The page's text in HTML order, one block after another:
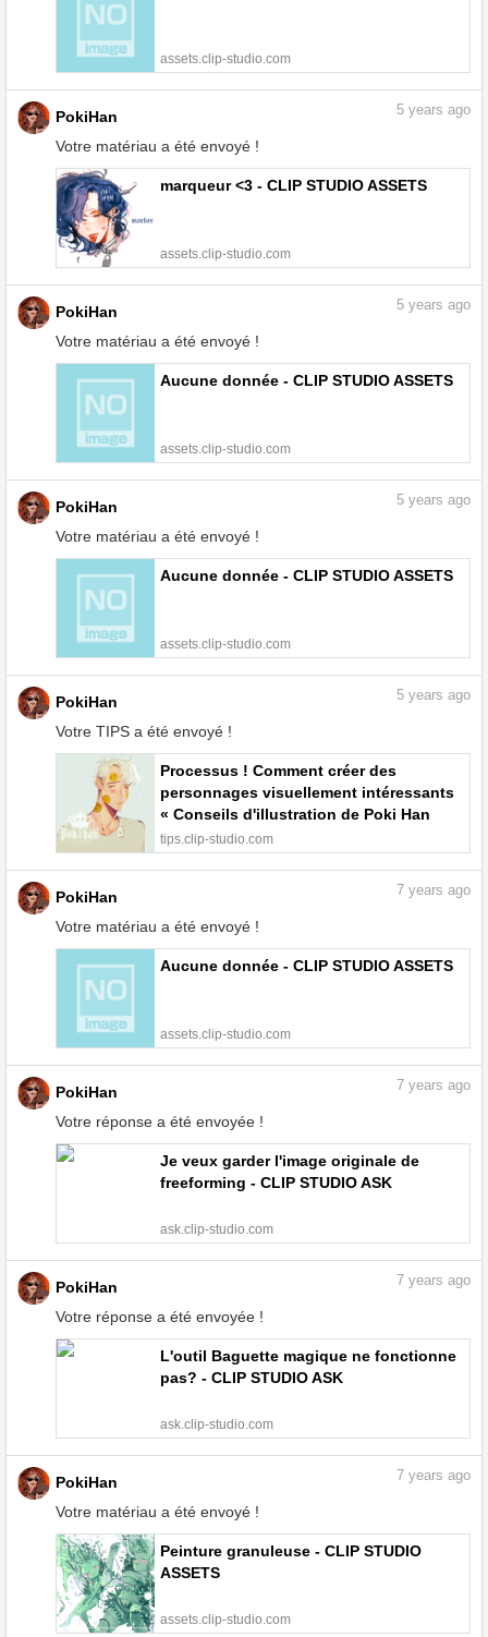
assets.clip-studio.com
PokiHan
Votre matériau a été envoyé !
5 years ago
marqueur <3 - CLIP STUDIO ASSETS
assets.clip-studio.com
PokiHan
Votre matériau a été envoyé !
5 years ago
Aucune donnée - CLIP STUDIO ASSETS
assets.clip-studio.com
PokiHan
Votre matériau a été envoyé !
5 years ago
Aucune donnée - CLIP STUDIO ASSETS
assets.clip-studio.com
PokiHan
Votre TIPS a été envoyé !
5 years ago
Processus ! Comment créer des
personnages visuellement intéressants
« Conseils d'illustration de Poki Han
#2 » par pokihan - Astuces pour
dessiner | CLIP STUDIO TIPS
tips.clip-studio.com
PokiHan
Votre matériau a été envoyé !
7 years ago
Aucune donnée - CLIP STUDIO ASSETS
assets.clip-studio.com
PokiHan
Votre réponse a été envoyée !
7 years ago
Je veux garder l'image originale de
freeforming - CLIP STUDIO ASK
ask.clip-studio.com
PokiHan
Votre réponse a été envoyée !
7 years ago
L'outil Baguette magique ne fonctionne
pas? - CLIP STUDIO ASK
ask.clip-studio.com
PokiHan
Votre matériau a été envoyé !
7 years ago
Peinture granuleuse - CLIP STUDIO
ASSETS
assets.clip-studio.com